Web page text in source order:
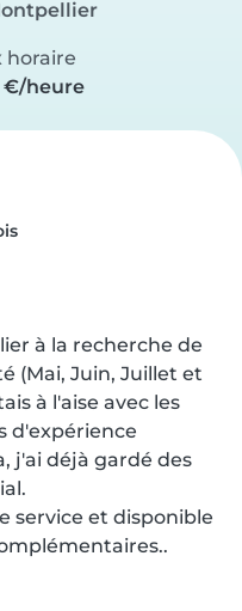
horaire
€/heure
à la recherche de
(Mai, Juin, Juillet et
à l'aise avec les
d'expérience
j'ai déjà gardé des
service et disponible